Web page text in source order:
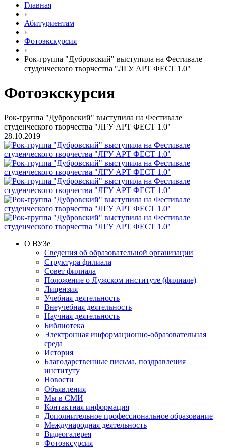
Главная
›
Абитуриентам
›
Фотоэкскурсия
›
Рок-группа "Дубровский" выступила на Фестивале
студенческого творчества "ЛГУ АРТ ФЕСТ 1.0"
Фотоэкскурсия
Рок-группа "Дубровский" выступила на Фестивале
студенческого творчества "ЛГУ АРТ ФЕСТ 1.0"
28.10.2019
О ВУЗе
Сведения об образовательной организации
Структура филиала
Совет филиала
Положение о Лужском институте (филиале)
Лицензия
Учебная деятельность
Внеучебная деятельность
Научная деятельность
Библиотека
Электронная информационно-образовательная
среда
История
Благодарственные письма, поздравления
институту
Новости
Объявления
Мы в СМИ
Контактная информация
Дополнительное профессиональное образование
Международная деятельность
Видеогалерея
Фотоэксурсия